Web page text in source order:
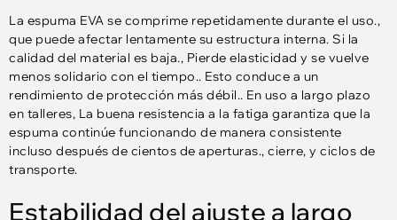
La espuma EVA se comprime repetidamente durante el uso.,
que puede afectar lentamente su estructura interna. Si la
calidad del material es baja., Pierde elasticidad y se vuelve
menos solidario con el tiempo.. Esto conduce a un
rendimiento de protección más débil.. En uso a largo plazo
en talleres, La buena resistencia a la fatiga garantiza que la
espuma continúe funcionando de manera consistente
incluso después de cientos de aperturas., cierre, y ciclos de
transporte.
Estabilidad del ajuste a largo